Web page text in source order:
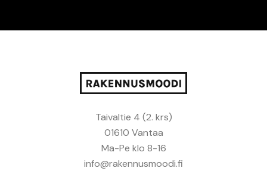
Taivaltie 4 (2. krs)
01610 Vantaa
Ma-Pe klo 8-16
info@rakennusmoodi.fi